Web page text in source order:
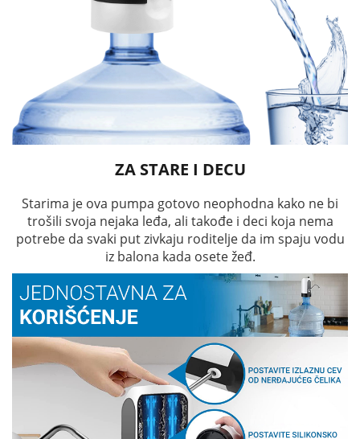
ZA STARE I DECU
Starima je ova pumpa gotovo neophodna kako ne bi
trošili svoja nejaka leđa, ali takođe i deci koja nema
potrebe da svaki put zivkaju roditelje da im spaju vodu
iz balona kada osete žeđ.